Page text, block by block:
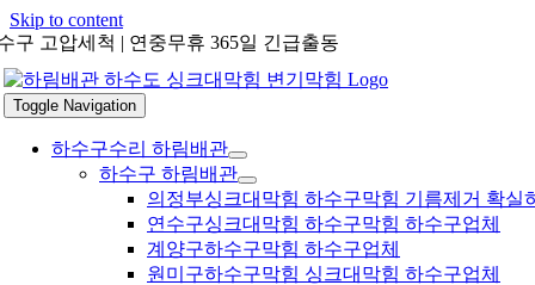
Skip to content
구 고압세척 | 연중무휴 365일 긴급출동
Toggle Navigation
하수구수리 하림배관
하수구 하림배관
의정부싱크대막힘 하수구막힘 기름제거 확실
연수구싱크대막힘 하수구막힘 하수구업체
계양구하수구막힘 하수구업체
원미구하수구막힘 싱크대막힘 하수구업체